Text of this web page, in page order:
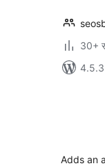
30+
Adds an